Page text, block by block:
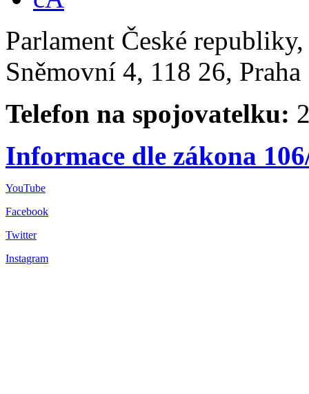
Parlament České
Sněmovní 4, 118 26,
Telefon na spojovatelku:
Informace dle zákona
YouTube
Facebook
Twitter
Instagram